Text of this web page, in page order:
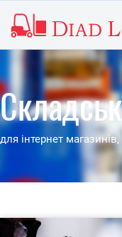
для інтернет